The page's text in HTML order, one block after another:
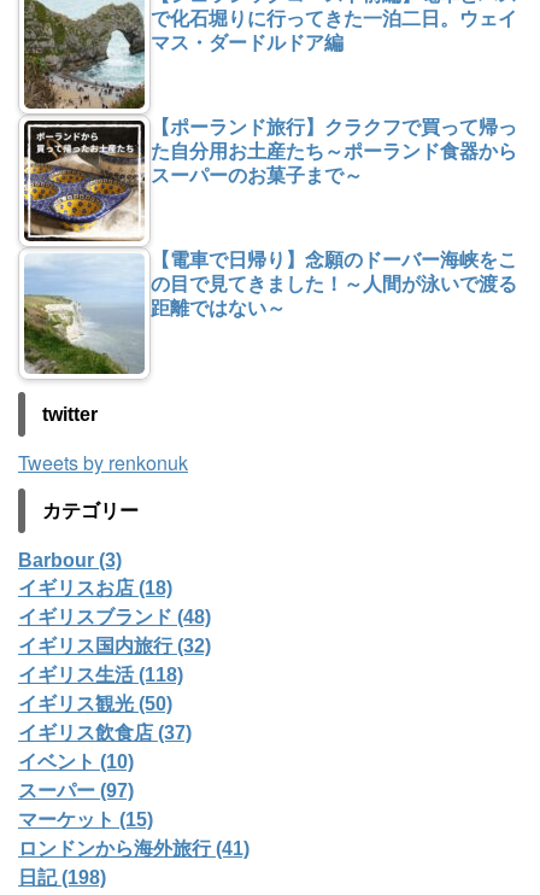
で化石堀りに行ってきた一泊二日。ウェイ
マス・ダードルドア編
【ポーランド旅行】クラクフで買って帰っ
た自分用お土産たち～ポーランド食器から
スーパーのお菓子まで～
【電車で日帰り】念願のドーバー海峡をこ
の目で見てきました！～人間が泳いで渡る
距離ではない～
twitter
Tweets by renkonuk
カテゴリー
Barbour (3)
イギリスお店 (18)
イギリスブランド (48)
イギリス国内旅行 (32)
イギリス生活 (118)
イギリス観光 (50)
イギリス飲食店 (37)
イベント (10)
スーパー (97)
マーケット (15)
ロンドンから海外旅行 (41)
日記 (198)